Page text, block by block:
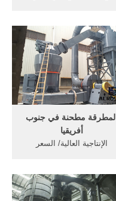
جنوب. حول السعر.
المطرقة مطحنة في جنوب
أفريقيا
الإنتاجية العالية/ السعر
كسارةUS . مطحنة طرق.